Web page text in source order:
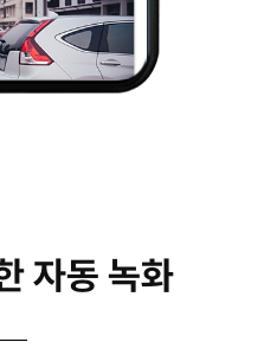
자동 녹화